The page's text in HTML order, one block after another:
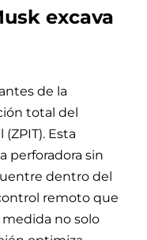
excava
de la
total del
Esta
perforadora sin
dentro del
remoto que
medida no solo